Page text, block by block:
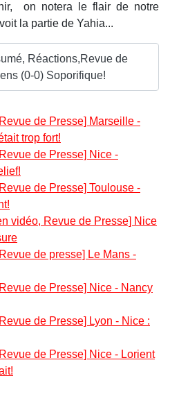
on notera le flair de notre
la partie de Yahia...
Réactions,Revue de
(0-0) Soporifique!
de Presse] Marseille -
trop fort!
de Presse] Nice -
de Presse] Toulouse -
vidéo, Revue de Presse] Nice
de presse] Le Mans -
de Presse] Nice - Nancy
de Presse] Lyon - Nice :
de Presse] Nice - Lorient